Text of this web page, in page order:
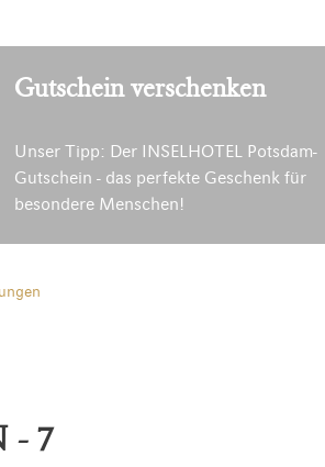
Gutschein verschenken
Unser Tipp: Der INSELHOTEL Potsdam-
Gutschein - das perfekte Geschenk für
besondere Menschen!
- 7